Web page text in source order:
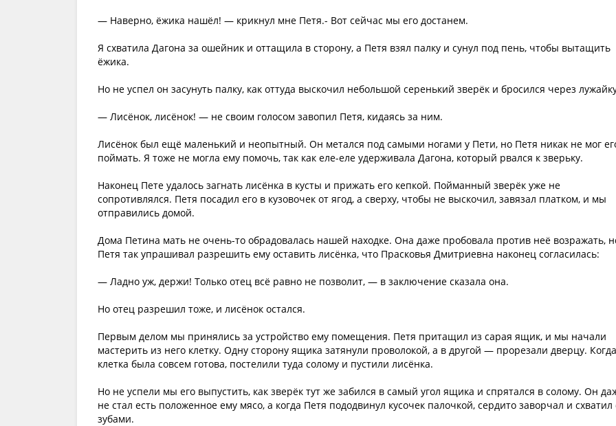
— Наверно, ёжика нашёл! — крикнул мне Петя.- Вот сейчас мы его достанем.
Я схватила Дагона за ошейник и оттащила в сторону, а Петя взял палку и сунул под пень, чтобы вытащить
ёжика.
Но не успел он засунуть палку, как оттуда выскочил небольшой серенький зверёк и бросился через
— Лисёнок, лисёнок! — не своим голосом завопил Петя, кидаясь за ним.
Лисёнок был ещё маленький и неопытный. Он метался под самыми ногами у Пети, но Петя никак не мог
поймать. Я тоже не могла ему помочь, так как еле-еле удерживала Дагона, который рвался к зверьку.
Наконец Пете удалось загнать лисёнка в кусты и прижать его кепкой. Пойманный зверёк уже не
сопротивлялся. Петя посадил его в кузовочек от ягод, а сверху, чтобы не выскочил, завязал платком, и мы
отправились домой.
Дома Петина мать не очень-то обрадовалась нашей находке. Она даже пробовала против неё возражать,
Петя так упрашивал разрешить ему оставить лисёнка, что Прасковья Дмитриевна наконец согласилась:
— Ладно уж, держи! Только отец всё равно не позволит, — в заключение сказала она.
Но отец разрешил тоже, и лисёнок остался.
Первым делом мы принялись за устройство ему помещения. Петя притащил из сарая ящик, и мы начали
мастерить из него клетку. Одну сторону ящика затянули проволокой, а в другой — прорезали дверцу. Когда
клетка была совсем готова, постелили туда солому и пустили лисёнка.
Но не успели мы его выпустить, как зверёк тут же забился в самый угол ящика и спрятался в солому. Он
не стал есть положенное ему мясо, а когда Петя пододвинул кусочек палочкой, сердито заворчал и схватил
зубами.